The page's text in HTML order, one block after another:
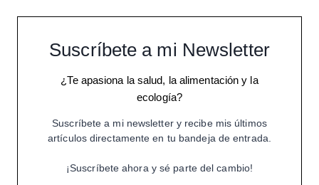
Suscríbete a mi Newsletter
¿Te apasiona la salud, la alimentación y la
ecología?
Suscríbete a mi newsletter y recibe mis últimos
artículos directamente en tu bandeja de entrada.
¡Suscríbete ahora y sé parte del cambio!